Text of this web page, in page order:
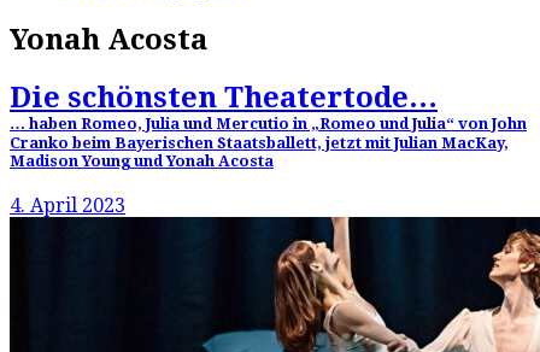
Yonah Acosta
Die schönsten Theatertode…
… haben Romeo, Julia und Mercutio in „Romeo und Julia“ von John
Cranko beim Bayerischen Staatsballett, jetzt mit Julian MacKay,
Madison Young und Yonah Acosta
4. April 2023